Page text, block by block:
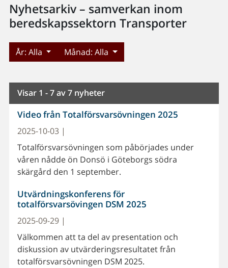
Nyhetsarkiv – samverkan inom
beredskapssektorn Transporter
År: Alla Månad:Alla
Visar 1 - 7 av 7 nyheter
Video från Totalförsvarsövningen 2025
2025-10-03 |
Totalförsvarsövningen som påbörjades under
våren nådde ön Donsö i Göteborgs södra
skärgård den 1 september.
Utvärdningskonferens för
totalförsvarsövingen DSM 2025
2025-09-29 |
Välkommen att ta del av presentation och
diskussion av utvärderingsresultatet från
totalförsvarsövningen DSM 2025.